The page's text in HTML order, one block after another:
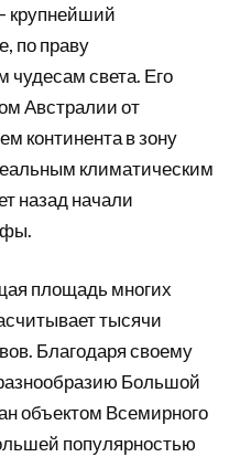
крупнейший
по праву
света. Его
Австралии от
континента в зону
климатическим
назад начали
площадь многих
тысячи
Благодаря своему
Большой
объектом Всемирного
популярностью